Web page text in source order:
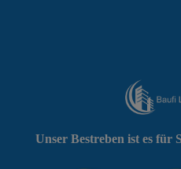
Unser Bestreben ist es für